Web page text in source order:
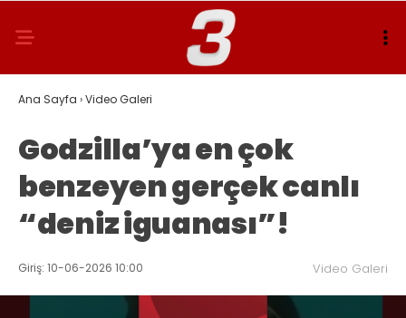
Ana Sayfa ›Video Galeri
Godzilla’ya en çok
benzeyen gerçek canlı
“deniz iguanası”!
Giriş: 10-06-2026 10:00 Video Galeri